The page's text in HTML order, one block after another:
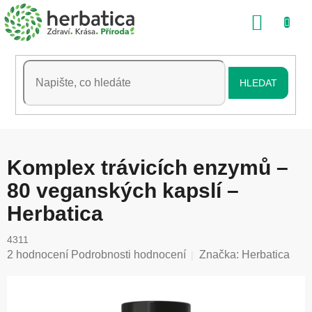
Přejít
na
obsah
HLEDAT
Komplex trávicích enzymů –
80 veganských kapslí –
Herbatica
4311
Průměrné
2 hodnocení Podrobnosti hodnocení Značka: Herbatica